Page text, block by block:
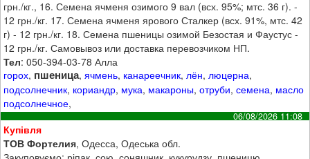
грн./кг., 16. Семена ячменя озимого 9 вал (всх. 95%; мтс. 36 г). -
12 грн./кг. 17. Семена ячменя ярового Сталкер (всх. 91%, мтс. 42
г) - 12 грн./кг. 18. Семена пшеницы озимой Безостая и Фаустус -
12 грн./кг. Самовывоз или доставка перевозчиком НП.
Тел: 050-394-03-78 Алла
горох, пшеница,ячмень, канареечник,лён,люцерна,
подсолнечник, кориандр, мука, макароны,отруби,семена, масло
подсолнечное,
06/08/2026 11:08
Купівля
ТОВ Фортелия, Одесса, Одеська обл.